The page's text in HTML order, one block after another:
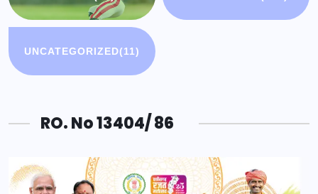
UNCATEGORIZED(11)
RO. No 13404/ 86